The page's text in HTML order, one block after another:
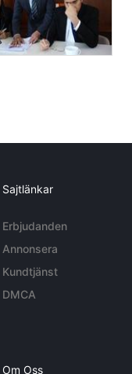
Sajtlänkar
Erbjudanden
Annonsera
Kundtjänst
DMCA
Om Oss